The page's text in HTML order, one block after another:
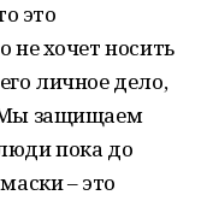
это
не хочет носить
личное дело,
Мы защищаем
пока до
– это